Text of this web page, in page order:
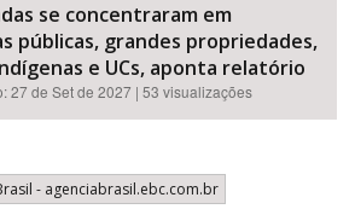
se concentraram em
públicas, grandes propriedades,
e UCs, aponta relatório
27 de Set de 2027 | 53 visualizações
- agenciabrasil.ebc.com.br